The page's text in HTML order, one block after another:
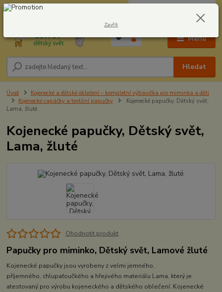
Menu
Hledat
604278943 0,00 Kč
Úvod
Kojenecké a dětské oblečení – kompletní výbavička pro miminka a děti
Kojenecké capáčky a textilní papučky
Kojenecké papučky, Dětský svět,
Lama, žluté
Kojenecké papučky, Dětský svět,
Lama, žluté
Ohodnotit produkt
Papučky pro miminko, Dětský svět, Lamové žluté
Kojenecké papučky jsou vyrobeny z velmi jemného,
příjemného, chlupaťoučkého a hřejivého materiálu Lama, který je
atestovaný pro výrobu kojeneckého a dětského oblečení. Kojenecké
Zavřít